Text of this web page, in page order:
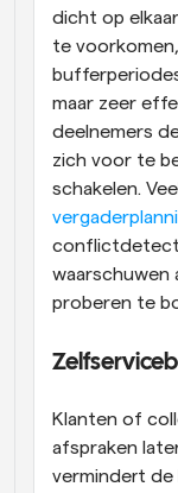
dicht op
te
maar zeer
deelnemers
zich voor te
schakelen.
waarschuwen
proberen te
Klanten of
afspraken
vermindert de